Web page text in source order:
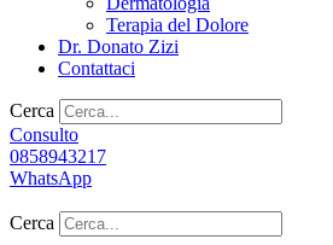
Terapia del Dolore
Dr. Donato Zizi
Contattaci
Cerca
Consulto
0858943217
WhatsApp
Cerca